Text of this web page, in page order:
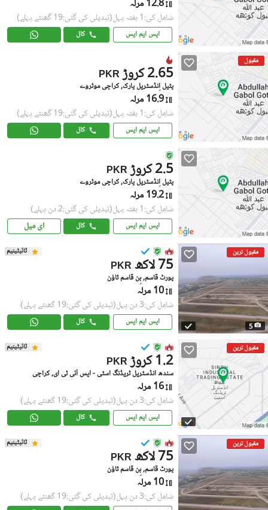
12.8 مرلہ
شامل کی:1 ہفتہ پہل (تبدیلی کی گئی:19 گھنٹے پہلے)
ایس ایم ایس کال
مقبول
PKR 2.65 کروڑ
پٹیل اِنڈسٹریل پارک, کراچی موٹروے
16.9 مرلہ
شامل کی:1 ہفتہ پہل (تبدیلی کی گئی:19 گھنٹے پہلے)
ایس ایم ایس کال
PKR 2.5 کروڑ
پٹیل اِنڈسٹریل پارک, کراچی موٹروے
19.2 مرلہ
شامل کی:1 ہفتہ پہل (تبدیلی کی گئی:2 دن پہلے)
ایس ایم ایس کال ای میل
مقبول ترین
5
ٹائیٹینیم
PKR 75 لاکھ
پورٹ قاسم, بِن قاسم ٹاؤن
10 مرلہ
شامل کی:3 دن پہل (تبدیلی کی گئی:19 گھنٹے پہلے)
ایس ایم ایس کال
مقبول ترین ٹائیٹینیم
PKR 1.2 کروڑ
سندھ انڈسٹریل ٹریڈنگ اسٹی - ایس آئی ٹی ای, کراچی
16 مرلہ
شامل کی:3 دن پہل (تبدیلی کی گئی:19 گھنٹے پہلے)
ایس ایم ایس کال
مقبول ترین ٹائیٹینیم
PKR 75 لاکھ
پورٹ قاسم, بِن قاسم ٹاؤن
10 مرلہ
شامل کی:3 دن پہل (تبدیلی کی گئی:19 گھنٹے پہلے)